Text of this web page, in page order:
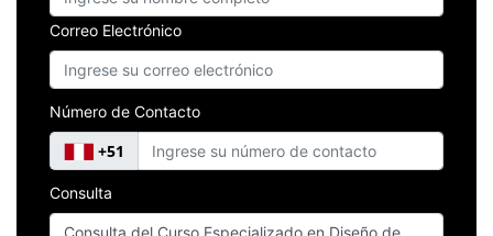
Correo Electrónico
Número de Contacto
+51
Consulta